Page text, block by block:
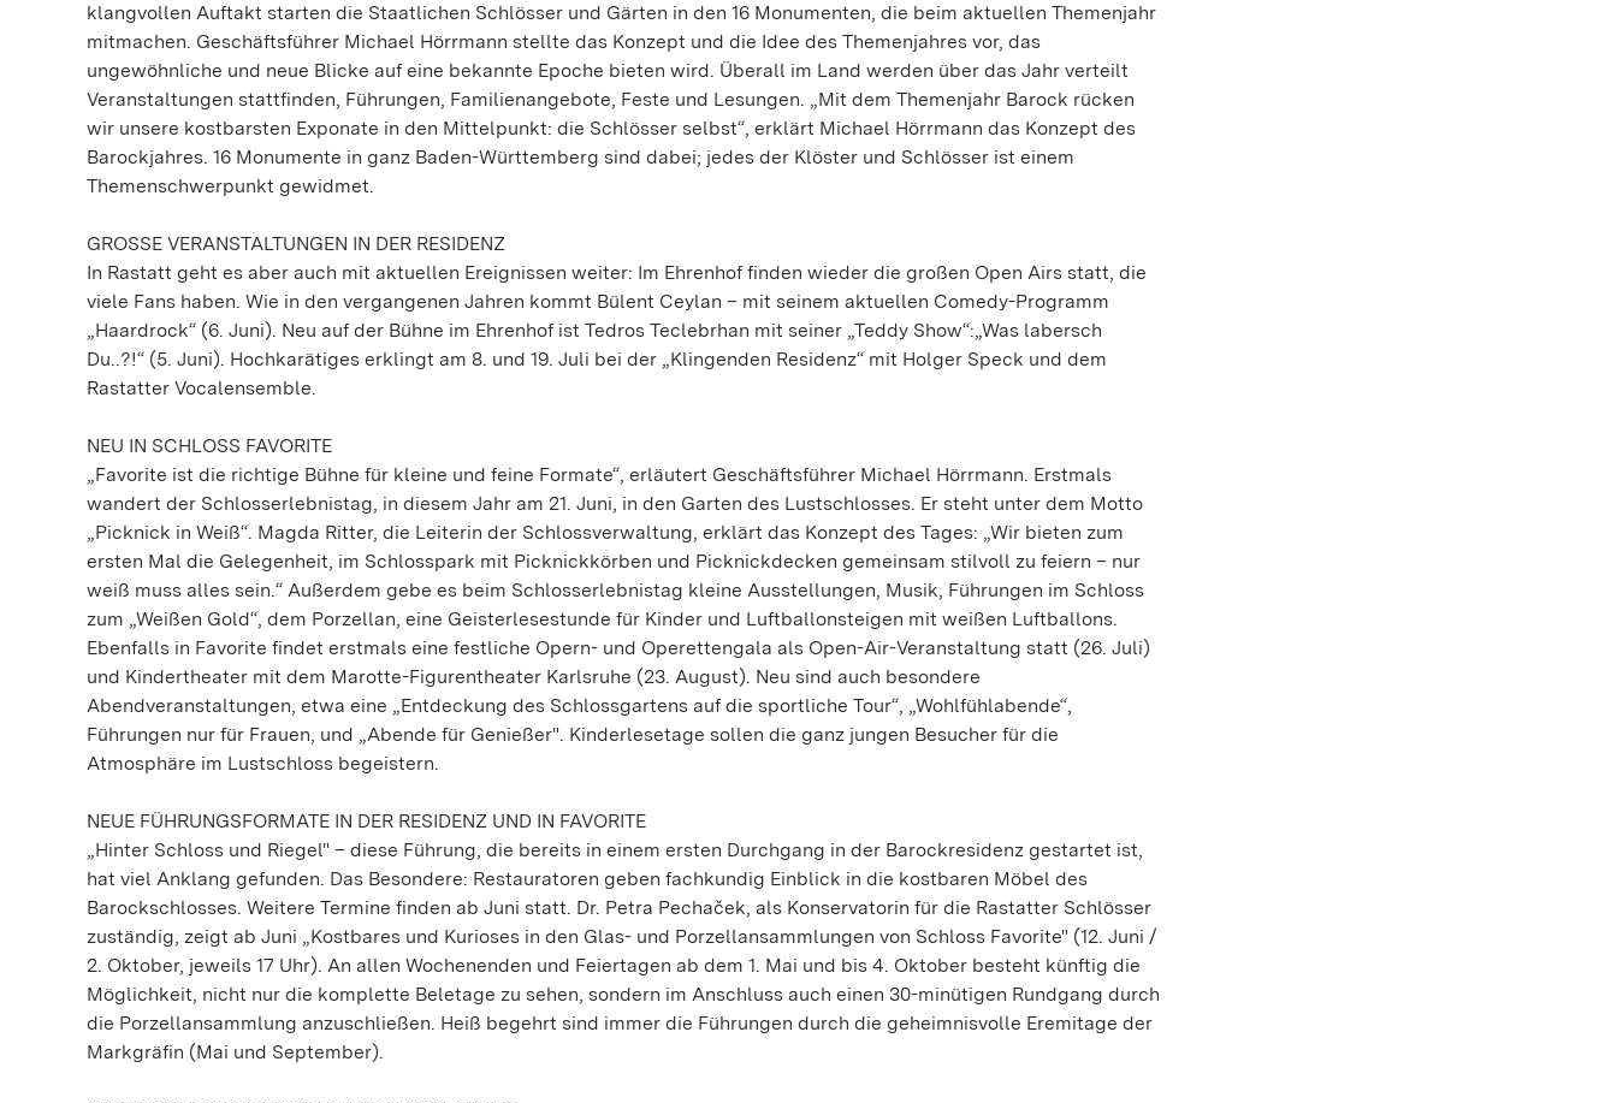
klangvollen Auftakt starten die Staatlichen Schlösser und Gärten in den 16 Monumenten, die beim aktuellen Themenjahr
mitmachen. Geschäftsführer Michael Hörrmann stellte das Konzept und die Idee des Themenjahres vor, das
ungewöhnliche und neue Blicke auf eine bekannte Epoche bieten wird. Überall im Land werden über das Jahr verteilt
Veranstaltungen stattfinden, Führungen, Familienangebote, Feste und Lesungen. „Mit dem Themenjahr Barock rücken
wir unsere kostbarsten Exponate in den Mittelpunkt: die Schlösser selbst“, erklärt Michael Hörrmann das Konzept des
Barockjahres. 16 Monumente in ganz Baden-Württemberg sind dabei; jedes der Klöster und Schlösser ist einem
Themenschwerpunkt gewidmet.
GROSSE VERANSTALTUNGEN IN DER RESIDENZ
In Rastatt geht es aber auch mit aktuellen Ereignissen weiter: Im Ehrenhof finden wieder die großen Open Airs statt, die
viele Fans haben. Wie in den vergangenen Jahren kommt Bülent Ceylan – mit seinem aktuellen Comedy-Programm
„Haardrock“ (6. Juni). Neu auf der Bühne im Ehrenhof ist Tedros Teclebrhan mit seiner „Teddy Show“:„Was labersch
Du..?!“ (5. Juni). Hochkarätiges erklingt am 8. und 19. Juli bei der „Klingenden Residenz“ mit Holger Speck und dem
Rastatter Vocalensemble.
NEU IN SCHLOSS FAVORITE
„Favorite ist die richtige Bühne für kleine und feine Formate“, erläutert Geschäftsführer Michael Hörrmann. Erstmals
wandert der Schlosserlebnistag, in diesem Jahr am 21. Juni, in den Garten des Lustschlosses. Er steht unter dem Motto
„Picknick in Weiß“. Magda Ritter, die Leiterin der Schlossverwaltung, erklärt das Konzept des Tages: „Wir bieten zum
ersten Mal die Gelegenheit, im Schlosspark mit Picknickkörben und Picknickdecken gemeinsam stilvoll zu feiern – nur
weiß muss alles sein.“ Außerdem gebe es beim Schlosserlebnistag kleine Ausstellungen, Musik, Führungen im Schloss
zum „Weißen Gold“, dem Porzellan, eine Geisterlesestunde für Kinder und Luftballonsteigen mit weißen Luftballons.
Ebenfalls in Favorite findet erstmals eine festliche Opern- und Operettengala als Open-Air-Veranstaltung statt (26. Juli)
und Kindertheater mit dem Marotte-Figurentheater Karlsruhe (23. August). Neu sind auch besondere
Abendveranstaltungen, etwa eine „Entdeckung des Schlossgartens auf die sportliche Tour“, „Wohlfühlabende“,
Führungen nur für Frauen, und „Abende für Genießer". Kinderlesetage sollen die ganz jungen Besucher für die
Atmosphäre im Lustschloss begeistern.
NEUE FÜHRUNGSFORMATE IN DER RESIDENZ UND IN FAVORITE
„Hinter Schloss und Riegel" – diese Führung, die bereits in einem ersten Durchgang in der Barockresidenz gestartet ist,
hat viel Anklang gefunden. Das Besondere: Restauratoren geben fachkundig Einblick in die kostbaren Möbel des
Barockschlosses. Weitere Termine finden ab Juni statt. Dr. Petra Pechaček, als Konservatorin für die Rastatter Schlösser
zuständig, zeigt ab Juni „Kostbares und Kurioses in den Glas- und Porzellansammlungen von Schloss Favorite" (12. Juni /
2. Oktober, jeweils 17 Uhr). An allen Wochenenden und Feiertagen ab dem 1. Mai und bis 4. Oktober besteht künftig die
Möglichkeit, nicht nur die komplette Beletage zu sehen, sondern im Anschluss auch einen 30-minütigen Rundgang durch
die Porzellansammlung anzuschließen. Heiß begehrt sind immer die Führungen durch die geheimnisvolle Eremitage der
Markgräfin (Mai und September).